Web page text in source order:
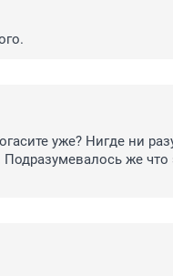
уже? Нигде ни
Подразумевалось же что